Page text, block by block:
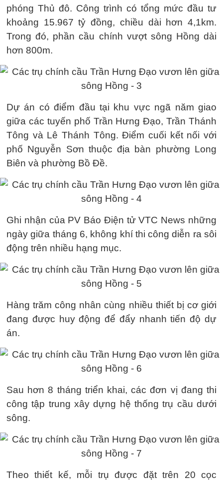
phóng Thủ đô. Công trình có tổng mức đầu tư
khoảng 15.967 tỷ đồng, chiều dài hơn 4,1km.
Trong đó, phần cầu chính vượt sông Hồng dài
hơn 800m.
Dự án có điểm đầu tại khu vực ngã năm giao
giữa các tuyến phố Trần Hưng Đạo, Trần Thánh
Tông và Lê Thánh Tông. Điểm cuối kết nối với
phố Nguyễn Sơn thuộc địa bàn phường Long
Biên và phường Bồ Đề.
Ghi nhận của PV Báo Điện tử VTC News những
ngày giữa tháng 6, không khí thi công diễn ra sôi
động trên nhiều hạng mục.
Hàng trăm công nhân cùng nhiều thiết bị cơ giới
đang được huy động để đẩy nhanh tiến độ dự
án.
Sau hơn 8 tháng triển khai, các đơn vị đang thi
công tập trung xây dựng hệ thống trụ cầu dưới
sông.
Theo thiết kế, mỗi trụ được đặt trên 20 cọc